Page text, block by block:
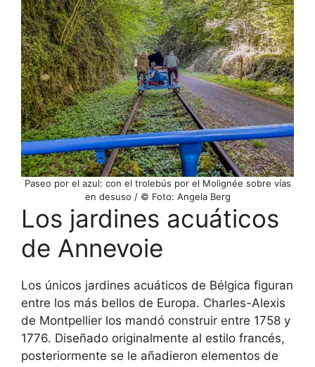
Paseo por el azul: con el trolebús por el Molignée sobre vías
en desuso / © Foto: Angela Berg
Los jardines acuáticos
de Annevoie
Los únicos jardines acuáticos de Bélgica figuran
entre los más bellos de Europa. Charles-Alexis
de Montpellier los mandó construir entre 1758 y
1776. Diseñado originalmente al estilo francés,
posteriormente se le añadieron elementos de